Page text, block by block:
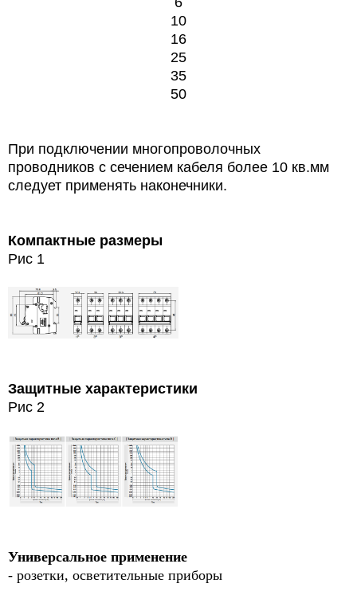
10
16
25
35
50
При подключении многопроволочных
проводников с сечением кабеля более 10 кв.мм
следует применять наконечники.
Компактные размеры
Рис 1
Защитные характеристики
Рис 2
Универсальное применение
- розетки, осветительные приборы